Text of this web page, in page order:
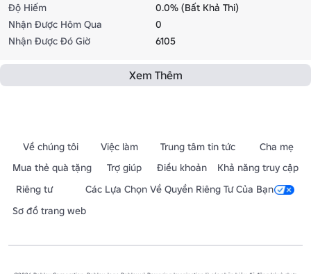
Độ Hiếm
0.0% (Bất Khả Thi)
Nhận Được Hôm Qua
0
Nhận Được Đó Giờ
6105
Xem Thêm
Về chúng tôi Việc làm Trung tâm tin tức
Cha mẹ
Mua thẻ quà tặng
Trợ giúp Điều khoản
Khả năng truy cập
Riêng tư
Các Lựa Chọn Về Quyền Riêng Tư Của Bạn
Sơ đồ trang web